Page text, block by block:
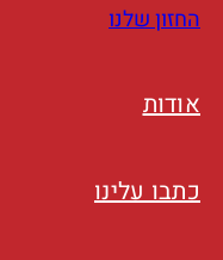
החזון שלנו
אודות
כתבו עלינו